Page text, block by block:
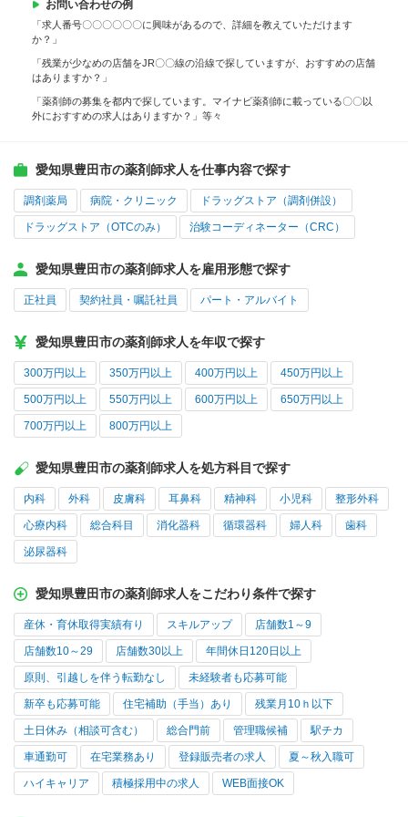
お問い合わせの例
「求人番号〇〇〇〇〇〇に興味があるので、詳細を教えていただけます
か？」
「残業が少なめの店舗をJR〇〇線の沿線で探していますが、おすすめの店舗
はありますか？」
「薬剤師の募集を都内で探しています。マイナビ薬剤師に載っている〇〇以
外におすすめの求人はありますか？」等々
愛知県豊田市の薬剤師求人を仕事内容で探す
調剤薬局 病院・クリニック ドラッグストア（調剤併設）
ドラッグストア（OTCのみ） 治験コーディネーター（CRC）
愛知県豊田市の薬剤師求人を雇用形態で探す
正社員 契約社員・嘱託社員 パート・アルバイト
愛知県豊田市の薬剤師求人を年収で探す
300万円以上 350万円以上 400万円以上 450万円以上
500万円以上 550万円以上 600万円以上 650万円以上
700万円以上 800万円以上
愛知県豊田市の薬剤師求人を処方科目で探す
内科 外科 皮膚科 耳鼻科 精神科 小児科 整形外科
心療内科 総合科目 消化器科 循環器科 婦人科 歯科
泌尿器科
愛知県豊田市の薬剤師求人をこだわり条件で探す
産休・育休取得実績有り スキルアップ 店舗数1～9
店舗数10～29 店舗数30以上 年間休日120日以上
原則、引越しを伴う転勤なし 未経験者も応募可能
新卒も応募可能 住宅補助（手当）あり 残業月10ｈ以下
土日休み（相談可含む） 総合門前 管理職候補 駅チカ
車通勤可 在宅業務あり 登録販売者の求人 夏～秋入職可
ハイキャリア 積極採用中の求人 WEB面接OK